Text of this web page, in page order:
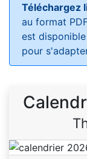
Téléchargez
au format
est
pour